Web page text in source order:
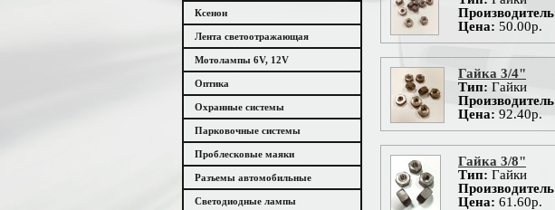
Ксенон
Лента светоотражающая
Мотолампы 6V, 12V
Оптика
Охранные системы
Парковочные системы
Проблесковые маяки
Разъемы автомобильные
Светодиодные лампы
Цена: 50.00р.
Гайка 3/4"
Тип: Гайки
Цена: 92.40р.
Гайка 3/8"
Тип: Гайки
Цена: 61.60р.